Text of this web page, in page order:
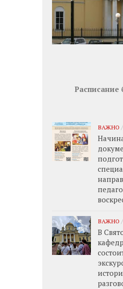
Расписание
ВАЖНО /
ВАЖНО /
В